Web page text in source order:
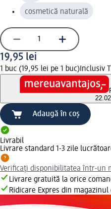
cosmetică naturală
19,95 lei
1 buc (19,95 lei pe 1 buc) Inclusiv
Adaugă în coș
Livrabil
Livrare standard 1-3 zile
Verificați disponibilitatea într-un
Livrare gratuită la orice
Ridicare Expres din